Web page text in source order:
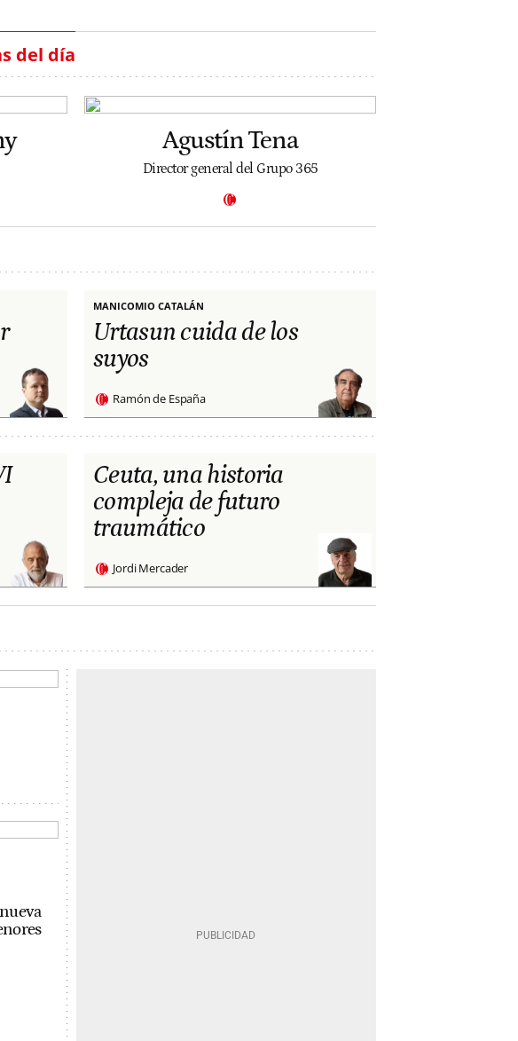
del día
Agustín Tena
Director general del Grupo 365
MANICOMIO CATALÁN
Urtasun cuida de los
suyos
Ramón de España
Ceuta, una historia
compleja de futuro
traumático
Jordi Mercader